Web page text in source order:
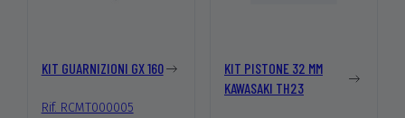
KIT GUARNIZIONI GX 160
Rif. RCMT000005
KIT PISTONE 32 MM
KAWASAKI TH23